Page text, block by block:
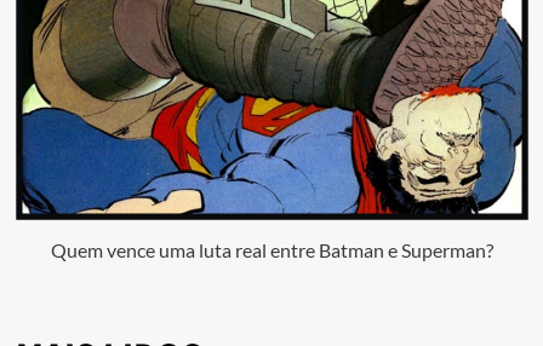
Quem vence uma luta real entre Batman e Superman?